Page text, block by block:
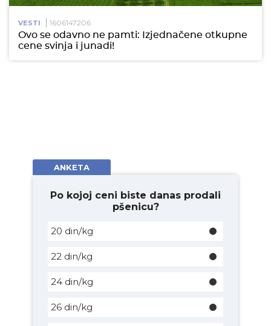
VESTI 1606147206
Ovo se odavno ne pamti: Izjednačene otkupne
cene svinja i junadi!
ANKETA
Po kojoj ceni biste danas prodali
pšenicu?
20 din/kg
22 din/kg
24 din/kg
26 din/kg